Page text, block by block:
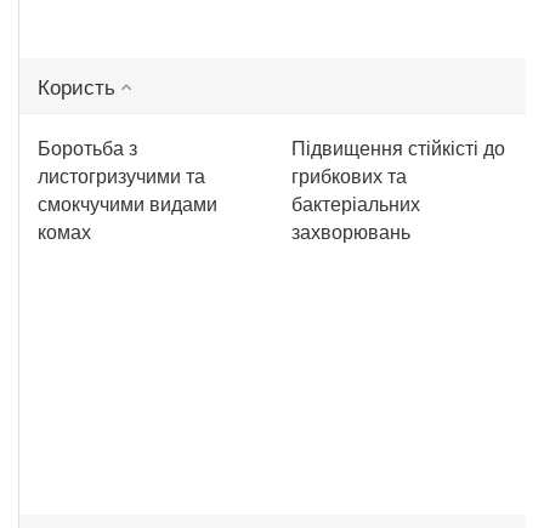
Користь
Боротьба з
листогризучими та
смокчучими видами
комах
Підвищення стійкісті до
грибкових та
бактеріальних
захворювань